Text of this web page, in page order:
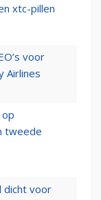
xtc-pillen
voor
Airlines
tweede
dicht voor